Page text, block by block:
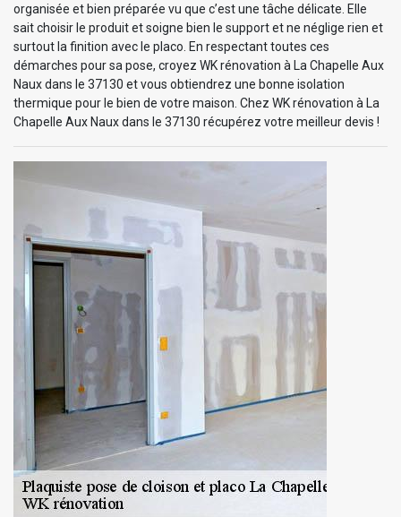
organisée et bien préparée vu que c’est une tâche délicate. Elle
sait choisir le produit et soigne bien le support et ne néglige rien et
surtout la finition avec le placo. En respectant toutes ces
démarches pour sa pose, croyez WK rénovation à La Chapelle Aux
Naux dans le 37130 et vous obtiendrez une bonne isolation
thermique pour le bien de votre maison. Chez WK rénovation à La
Chapelle Aux Naux dans le 37130 récupérez votre meilleur devis !